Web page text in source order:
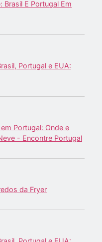
Brasil E Portugal Em
Portugal e EUA:
Portugal: Onde e
- Encontre Portugal
da Fryer